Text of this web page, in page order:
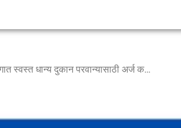
जिल्ह्यातील ग्रामीण भागात स्वस्त धान्य दुकान परवान्यासाठी अर्ज करण्याचे आवाहन